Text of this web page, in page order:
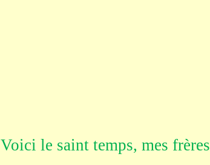
Voici le saint temps, mes frères